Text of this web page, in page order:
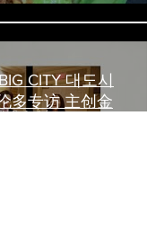
CITY 대도시
多专访 主创金